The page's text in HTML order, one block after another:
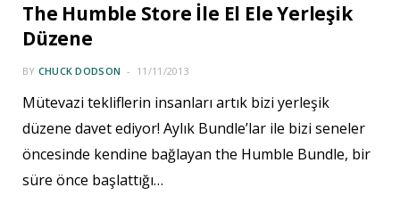
The Humble Store İle El Ele Yerleşik
Düzene
BY CHUCK DODSON 11/11/2013
Mütevazi tekliflerin insanları artık bizi yerleşik
düzene davet ediyor! Aylık Bundle’lar ile bizi seneler
öncesinde kendine bağlayan the Humble Bundle, bir
süre önce başlattığı…